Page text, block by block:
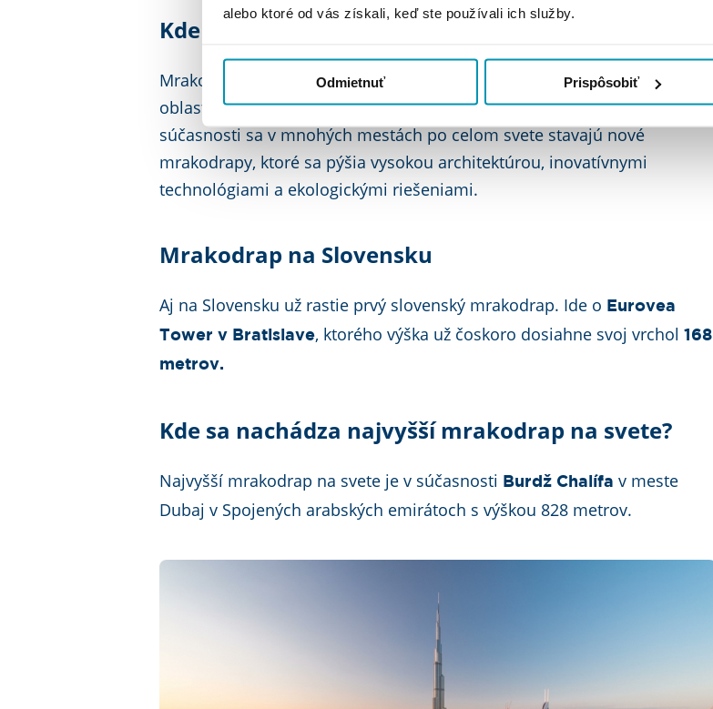
alebo ktoré od vás získali, keď ste používali ich služby.
Odmietnuť Prispôsobiť
Kde možno nájsť mrakodrapy?
Mrakodrapy sa nachádzajú hlavne v mestách, najmä v metropolitných
oblastiach ako sú napríklad New York, Dubaj, Hong Kong atď. V
súčasnosti sa v mnohých mestách po celom svete stavajú nové
mrakodrapy, ktoré sa pýšia vysokou architektúrou, inovatívnymi
technológiami a ekologickými riešeniami.
Mrakodrap na Slovensku
Aj na Slovensku už rastie prvý slovenský mrakodrap. Ide o
Eurovea
Tower v Bratislave, ktorého výška už čoskoro dosiahne svoj vrchol168
metrov.
Kde sa nachádza najvyšší mrakodrap na svete?
Najvyšší mrakodrap na svete je v súčasnosti Burdž Chalífa v meste
Dubaj v Spojených arabských emirátoch s výškou 828 metrov.